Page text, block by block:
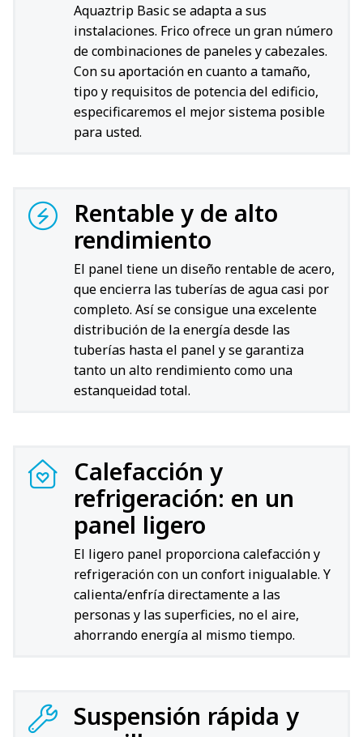
Aquaztrip Basic se adapta a sus
instalaciones. Frico ofrece un gran número
de combinaciones de paneles y cabezales.
Con su aportación en cuanto a tamaño,
tipo y requisitos de potencia del edificio,
especificaremos el mejor sistema posible
para usted.
Rentable y de alto
rendimiento
El panel tiene un diseño rentable de acero,
que encierra las tuberías de agua casi por
completo. Así se consigue una excelente
distribución de la energía desde las
tuberías hasta el panel y se garantiza
tanto un alto rendimiento como una
estanqueidad total.
Calefacción y
refrigeración: en un
panel ligero
El ligero panel proporciona calefacción y
refrigeración con un confort inigualable. Y
calienta/enfría directamente a las
personas y las superficies, no el aire,
ahorrando energía al mismo tiempo.
Suspensión rápida y